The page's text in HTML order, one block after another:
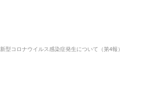
新型コロナウイルス感染症発生について（第4報）